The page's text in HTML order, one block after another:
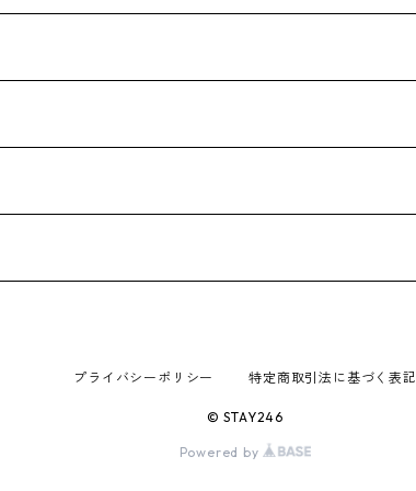
プライバシーポリシー 特定商取引法に基づく表記
© STAY246
Powered by